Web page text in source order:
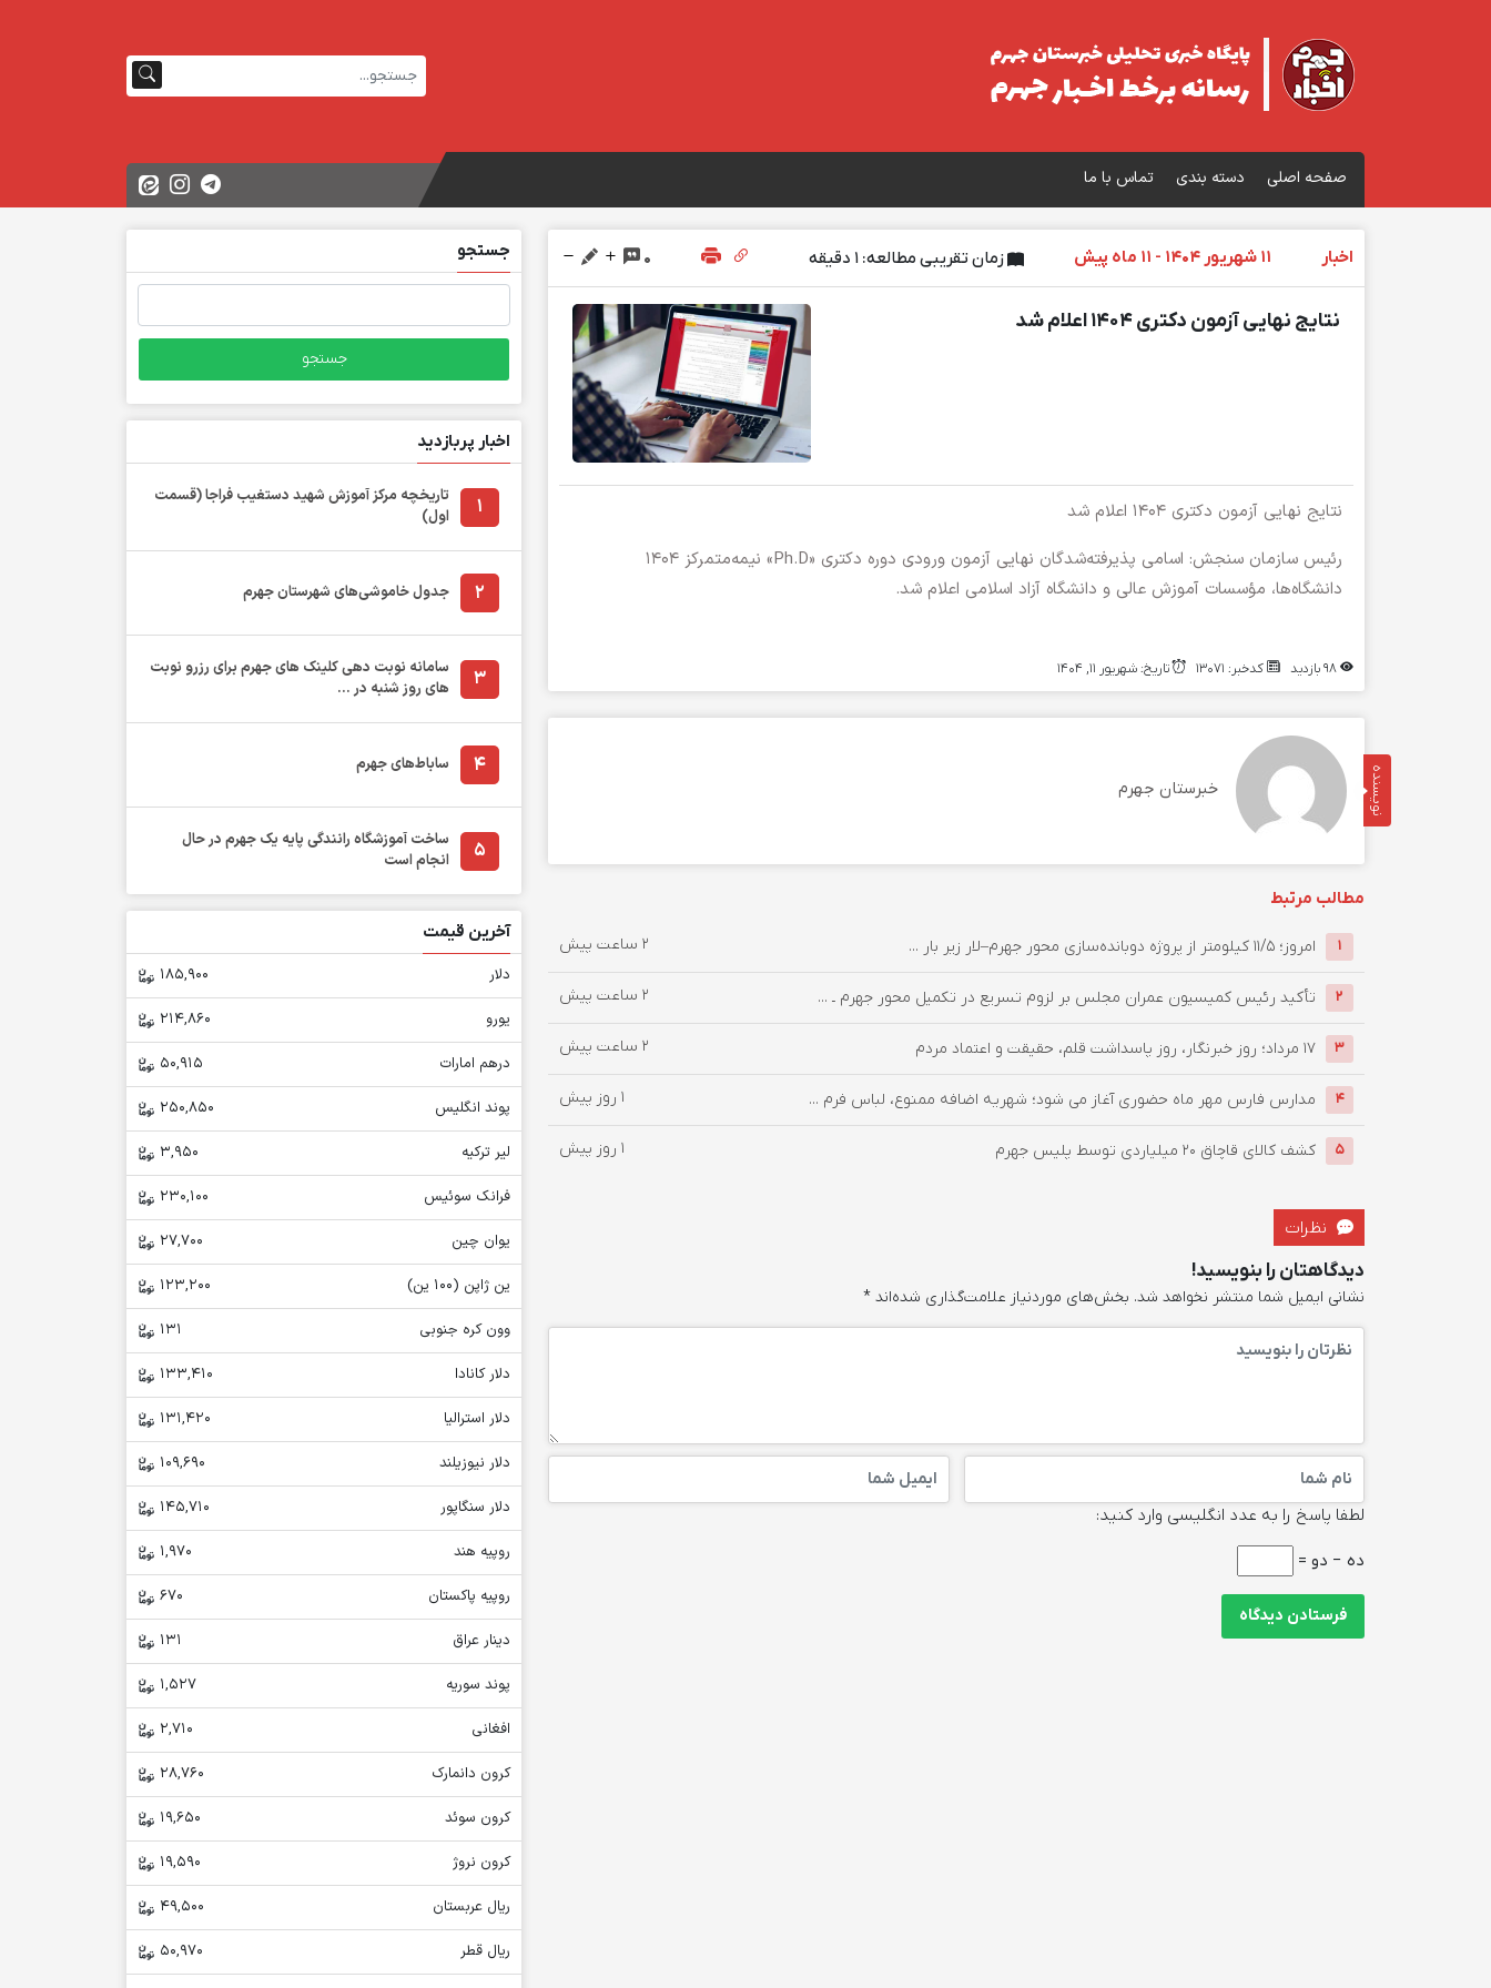
صفحه اصلی دسته بندی تماس با ما
اخبار 11 شهریور 1404 - 11 ماه پیش زمان تقریبی مطالعه: 1 دقیقه 0
نتایج نهایی آزمون دكتری ۱۴۰۴ اعلام شد
نتایج نهایی آزمون دكتری ۱۴۰۴ اعلام شد
رئیس سازمان سنجش: اسامی پذیرفته‌شدگان نهایی آزمون ورودی دوره دکتری «Ph.D» نیمه‌متمرکز ۱۴۰۴
دانشگاه‌ها، مؤسسات آموزش عالی و دانشگاه آزاد اسلامی اعلام شد.
کدخبر: 13071 تاریخ: شهریور 11, 1404
نویسنده خبرستان جهرم
مطالب مرتبط
1 امروز؛ ۱۱/۵ کیلومتر از پروژه دوبانده‌سازی محور جهرم–لار زیر بار ... 2 ساعت پیش
2 تأکید رئیس کمیسیون عمران مجلس بر لزوم تسریع در تکمیل محور جهرم ـ ... 2 ساعت پیش
3 ۱۷ مرداد؛ روز خبرنگار، روز پاسداشت قلم، حقیقت و اعتماد مردم 2 ساعت پیش
4 مدارس فارس مهر ماه حضوری آغاز می شود؛ شهریه اضافه ممنوع، لباس فرم ... 1 روز پیش
5 کشف کالای قاچاق 20 میلیاردی توسط پلیس جهرم 1 روز پیش
نظرات
دیدگاهتان را بنویسید!
نشانی ایمیل شما منتشر نخواهد شد. بخش‌های موردنیاز علامت‌گذاری شده‌اند *
لطفا پاسخ را به عدد انگلیسی وارد کنید:
ده − دو =
جستجو
جستجو
برای:
اخبار پربازدید
1
تاریخچه مرکز آموزش شهید دستغیب فراجا (قسمت
اول)
2 جدول خاموشی‌های شهرستان جهرم
3
سامانه نوبت دهی کلینک های جهرم برای رزرو نوبت
های روز شنبه در ...
4 ساباط‌های جهرم
5
ساخت آموزشگاه رانندگی پایه یک جهرم در حال
انجام است
آخرین قیمت
دلار
185,900
یورو
214,860
درهم امارات
50,915
پوند انگلیس
250,850
لیر ترکیه
3,950
فرانک سوئیس
230,100
یوان چین
27,700
ین ژاپن (100 ین)
123,200
وون کره جنوبی
131
دلار کانادا
133,410
دلار استرالیا
131,420
دلار نیوزیلند
109,690
دلار سنگاپور
145,710
روپیه هند
1,970
روپیه پاکستان
670
دینار عراق
131
پوند سوریه
1,527
افغانی
2,710
کرون دانمارک
28,760
کرون سوئد
19,650
کرون نروژ
19,590
ریال عربستان
49,500
ریال قطر
50,970